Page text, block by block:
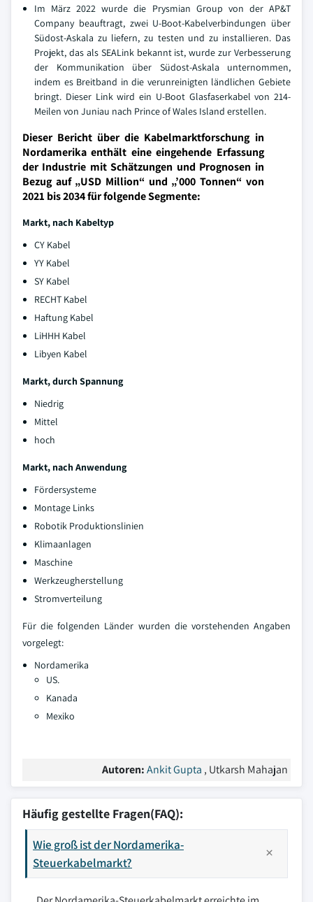
Im März 2022 wurde die Prysmian Group von der AP&T
Company beauftragt, zwei U-Boot-Kabelverbindungen über
Südost-Askala zu liefern, zu testen und zu installieren. Das
Projekt, das als SEALink bekannt ist, wurde zur Verbesserung
der Kommunikation über Südost-Askala unternommen,
indem es Breitband in die verunreinigten ländlichen Gebiete
bringt. Dieser Link wird ein U-Boot Glasfaserkabel von 214-
Meilen von Juniau nach Prince of Wales Island erstellen.
Dieser Bericht über die Kabelmarktforschung in
Nordamerika enthält eine eingehende Erfassung
der Industrie mit Schätzungen und Prognosen in
Bezug auf „USD Million“ und „’000 Tonnen“ von
2021 bis 2034 für folgende Segmente:
Markt, nach Kabeltyp
CY Kabel
YY Kabel
SY Kabel
RECHT Kabel
Haftung Kabel
LiHHH Kabel
Libyen Kabel
Markt, durch Spannung
Niedrig
Mittel
hoch
Markt, nach Anwendung
Fördersysteme
Montage Links
Robotik Produktionslinien
Klimaanlagen
Maschine
Werkzeugherstellung
Stromverteilung
Für die folgenden Länder wurden die vorstehenden Angaben
vorgelegt:
Nordamerika
US.
Kanada
Mexiko
Autoren:Ankit Gupta , Utkarsh Mahajan
Häufig gestellte Fragen(FAQ):
Wie groß ist der Nordamerika-
Steuerkabelmarkt?